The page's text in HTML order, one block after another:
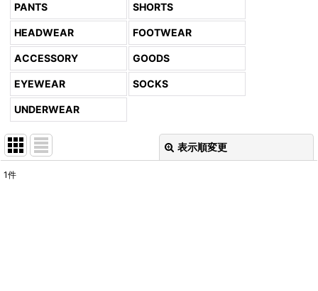
PANTS SHORTS
HEADWEAR FOOTWEAR
ACCESSORY GOODS
EYEWEAR SOCKS
UNDERWEAR
表示順変更
1件